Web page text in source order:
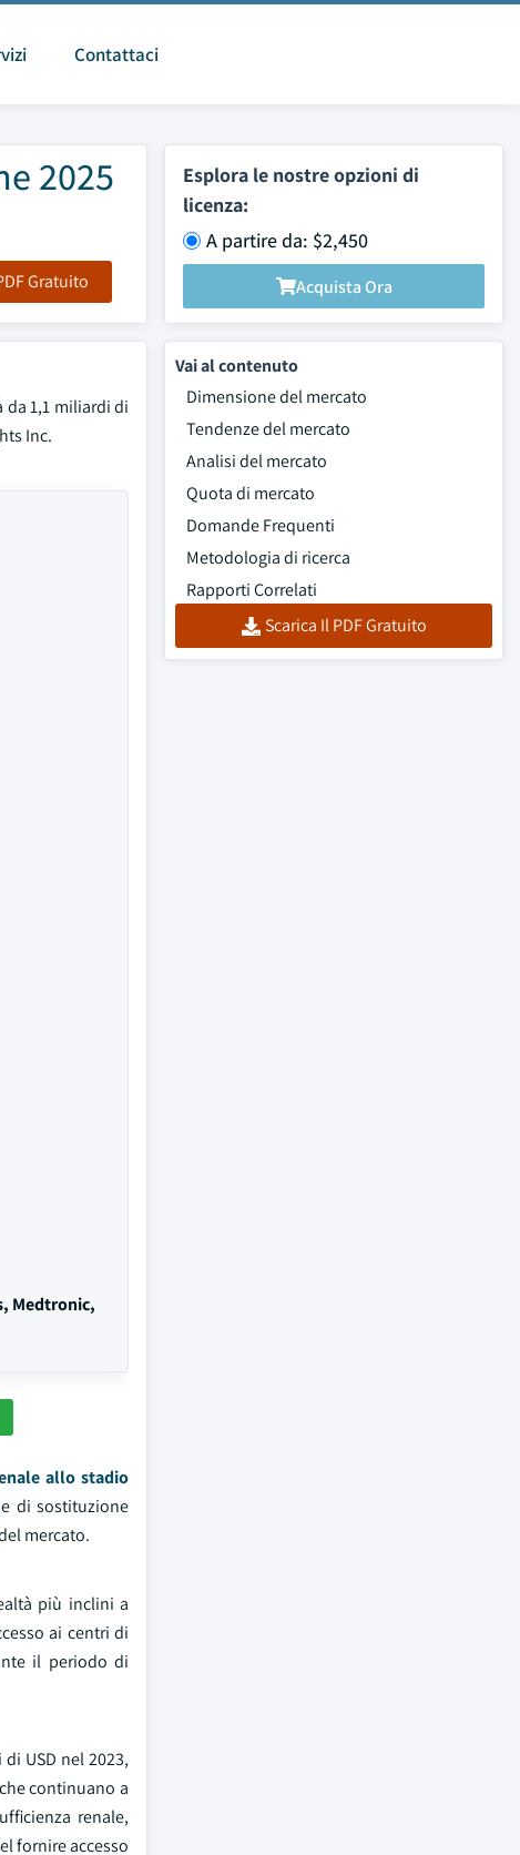
Contattaci
2025
Gratuito
Esplora le nostre opzioni di
licenza:
A partire da: $2,450
Acquista Ora
da 1,1 miliardi di
Inc.
Medtronic,
allo stadio
di sostituzione
mercato.
più inclini a
ai centri di
il periodo di
USD nel 2023,
continuano a
renale,
fornire accesso
Vai al contenuto
Dimensione del mercato
Tendenze del mercato
Analisi del mercato
Quota di mercato
Domande Frequenti
Metodologia di ricerca
Rapporti Correlati
Scarica Il PDF Gratuito